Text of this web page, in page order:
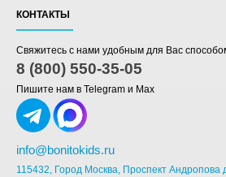
КОНТАКТЫ
Свяжитесь с нами удобным для Вас
8 (800) 550-35-05
Пишите нам в Telegram и Max
info@bonitokids.ru
115432, Город Москва, Проспект Андропова